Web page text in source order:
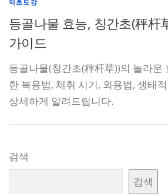
약초도감
등골나물 효능, 칭간초(秤杆
가이드
등골나물(칭간초(秤杆草))의 놀라운
한 복용법, 채취 시기, 외용법, 생태
상세하게 알려드립니다.
검색
검색